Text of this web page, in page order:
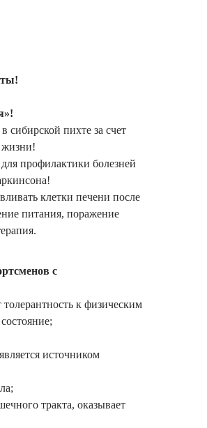
сибирской пихте за счет
жизни!
профилактики болезней
клетки печени после
питания, поражение
c
к физическим
источником
тракта, оказывает